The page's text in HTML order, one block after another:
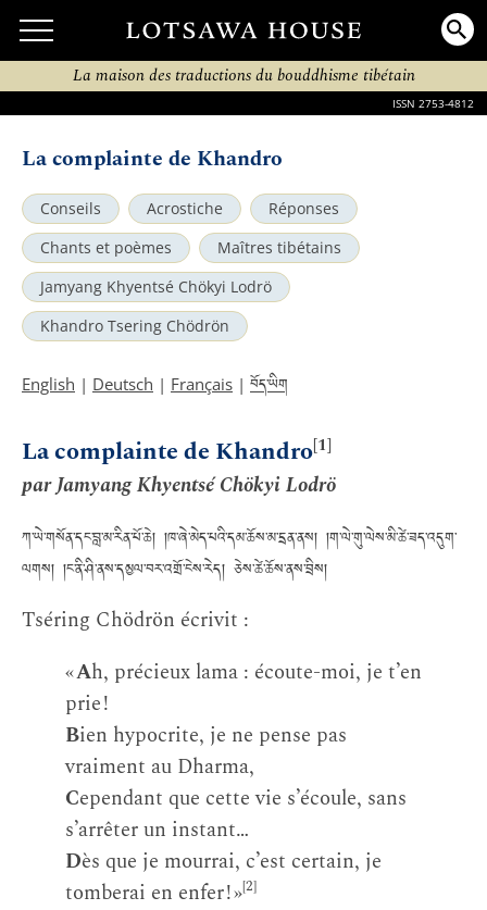
La maison des traductions du bouddhisme tibétain
ISSN 2753-4812
La complainte de Khandro
Conseils Acrostiche
Réponses
Chants et poèmes
Maîtres tibétains
Jamyang Khyentsé Chökyi Lodrö
Khandro Tsering Chödrön
English | Deutsch | Français | བོད་ཡིག
La complainte de Khandro[1]
par Jamyang Khyentsé Chökyi Lodrö
ཀ་ཡེ་གསོན་དང་བླ་མ་རིན་པོ་ཆེ། །ཁ་ཞེ་མེད་པའི་དམ་ཆོས་མ་དྲན་ནས། །ག་ལེ་གུ་ལེས་མི་ཚེ་ཟད་འདུག་
ལགས། །ང་ནི་ཤི་ནས་དམྱལ་བར་འགྲོ་ངེས་རེད། ཅེས་ཚེ་ཆོས་ནས་བྲིས།
Tséring Chödrön écrivit :
«Ah, précieux lama : écoute-moi, je t’en
prie !
Bien hypocrite, je ne pense pas
vraiment au Dharma,
Cependant que cette vie s’écoule, sans
s’arrêter un instant…
Dès que je mourrai, c’est certain, je
tomberai en enfer ! »[2]